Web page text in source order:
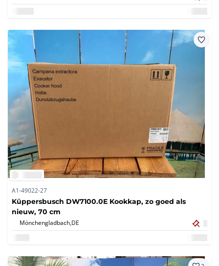
A1-49022-27
Küppersbusch DW7100.0E Kookkap, zo goed als
nieuw, 70 cm
Mönchengladbach,DE